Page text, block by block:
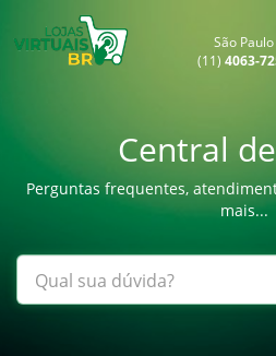
São Paulo
(11)4063-
Central
Perguntas frequentes,
mais...